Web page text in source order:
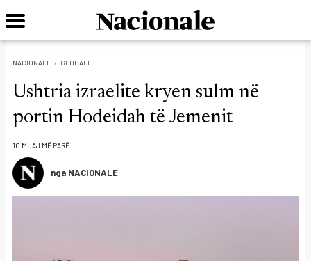
NACIONALE GLOBALE
Ushtria izraelite kryen sulm në
portin Hodeidah të Jemenit
10 MUAJ MË PARË
nga NACIONALE